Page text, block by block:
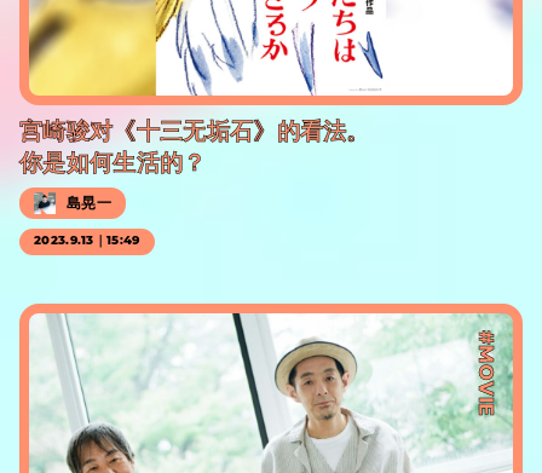
宫崎骏对《十三无垢石》的看法。
你是如何生活的？
島晃一
2023.9.13｜15:49
#MOVIE